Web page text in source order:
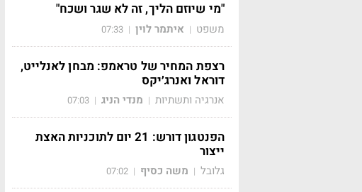
"מי שיוזם הליך, זה לא שגר ושכח"
משפט | איתמר לוין |
07:33
רצפת המחיר של טראמפ: מבחן לאנלייט,
דוראל ואנרג׳יקס
אנרגיה ותשתיות | מנדי הניג |
07:03
הפנטגון דורש: 21 יום לתוכניות האצת
ייצור
גלובל | משה כסיף |
07:02